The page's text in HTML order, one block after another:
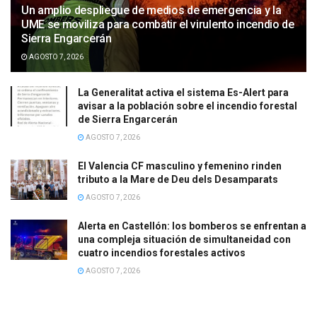
Un amplio despliegue de medios de emergencia y la
UME se moviliza para combatir el virulento incendio de
Sierra Engarcerán
AGOSTO 7, 2026
La Generalitat activa el sistema Es-Alert para
avisar a la población sobre el incendio forestal
de Sierra Engarcerán
AGOSTO 7, 2026
El Valencia CF masculino y femenino rinden
tributo a la Mare de Deu dels Desamparats
AGOSTO 7, 2026
Alerta en Castellón: los bomberos se enfrentan a
una compleja situación de simultaneidad con
cuatro incendios forestales activos
AGOSTO 7, 2026